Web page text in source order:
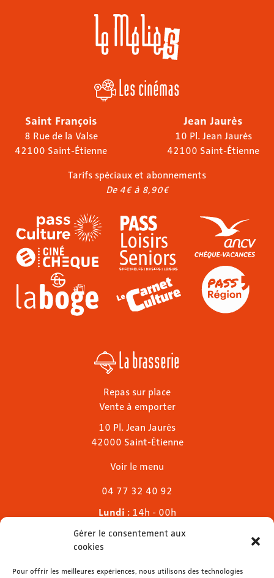
Gérer le consentement aux
cookies
Pour offrir les meilleures expériences, nous utilisons des technologies
Les cinémas
Saint François
8 Rue de la Valse
42100 Saint-Étienne
Jean Jaurès
10 Pl. Jean Jaurès
42100 Saint-Étienne
Tarifs spéciaux et abonnements
De 4€ à 8,90€
La brasserie
Repas sur place
Vente à emporter
10 Pl. Jean Jaurès
42000 Saint-Étienne
Voir le menu
04 77 32 40 92
Lundi : 14h - 00h
Mardi & mercredi
Jeudi
Dimanche: 11h - 00h